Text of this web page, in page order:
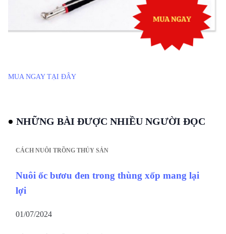
MUA NGAY TẠI ĐÂY
NHỮNG BÀI ĐƯỢC NHIỀU NGƯỜI ĐỌC
CÁCH NUÔI TRỒNG THỦY SẢN
Nuôi ốc bươu đen trong thùng xốp mang lại
lợi
01/07/2024